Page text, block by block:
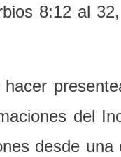
8:12 al
del
desde una